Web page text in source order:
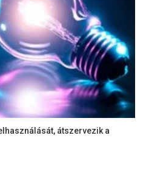
átszervezik a